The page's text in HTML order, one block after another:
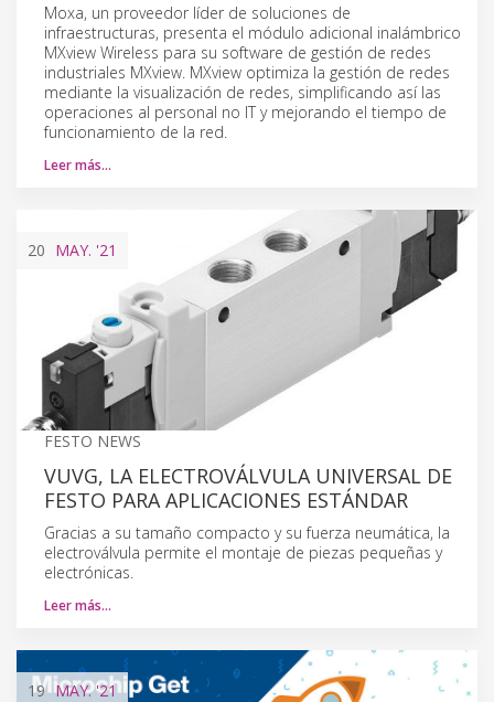
Moxa, un proveedor líder de soluciones de
infraestructuras, presenta el módulo adicional inalámbrico
MXview Wireless para su software de gestión de redes
industriales MXview. MXview optimiza la gestión de redes
mediante la visualización de redes, simplificando así las
operaciones al personal no IT y mejorando el tiempo de
funcionamiento de la red.
Leer más…
20 MAY. '21
FESTO NEWS
VUVG, LA ELECTROVÁLVULA UNIVERSAL DE
FESTO PARA APLICACIONES ESTÁNDAR
Gracias a su tamaño compacto y su fuerza neumática, la
electroválvula permite el montaje de piezas pequeñas y
electrónicas.
Leer más…
19 MAY.'21